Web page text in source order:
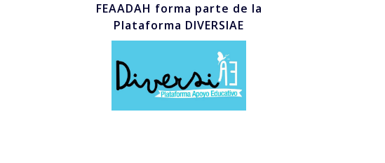
FEAADAH forma parte de la
Plataforma DIVERSIAE